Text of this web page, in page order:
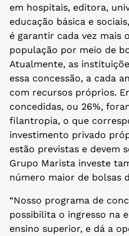
em hospitais, editora,
educação básica e
é garantir cada vez mais
população por meio de
Atualmente, as
essa concessão, a cada
com recursos próprios.
concedidas, ou 26%,
filantropia, o que
investimento privado
estão previstas e devem
Grupo Marista investe
número maior de bolsas
“Nosso programa de
possibilita o ingresso na
ensino superior, e dá a